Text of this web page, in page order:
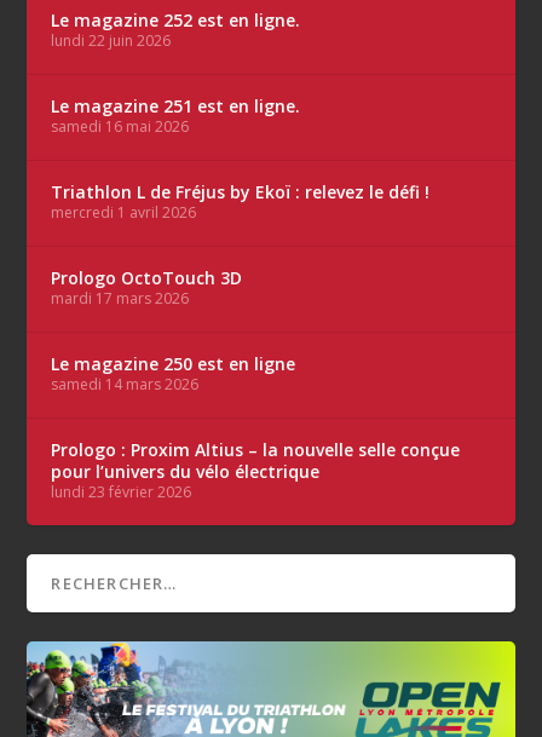
Le magazine 252 est en ligne.
lundi 22 juin 2026
Le magazine 251 est en ligne.
samedi 16 mai 2026
Triathlon L de Fréjus by Ekoï : relevez le défi !
mercredi 1 avril 2026
Prologo OctoTouch 3D
mardi 17 mars 2026
Le magazine 250 est en ligne
samedi 14 mars 2026
Prologo : Proxim Altius – la nouvelle selle conçue
pour l’univers du vélo électrique
lundi 23 février 2026